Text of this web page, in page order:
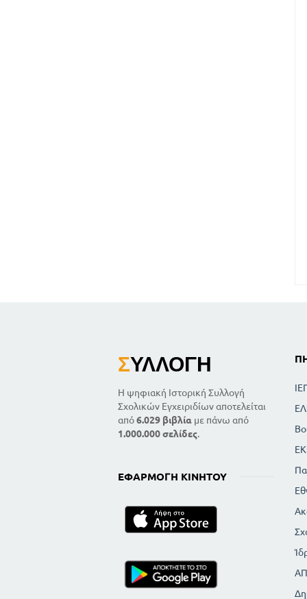
ΣΥΛΛΟΓΉ
Η ψηφιακή Ιστορική Συλλογή
Σχολικών Εγχειριδίων αποτελείται
από6.029 βιβλία με πάνω από
1.000.000 σελίδες.
ΕΦΑΡΜΟΓΉ ΚΙΝΗΤΟΎ